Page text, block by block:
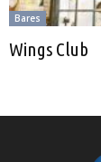
Bares
Wings Club